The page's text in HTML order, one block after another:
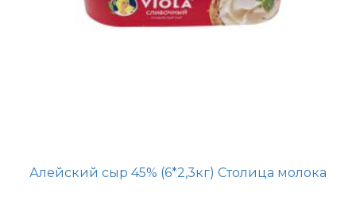
Алейский сыр 45% (6*2,3кг) Столица молока